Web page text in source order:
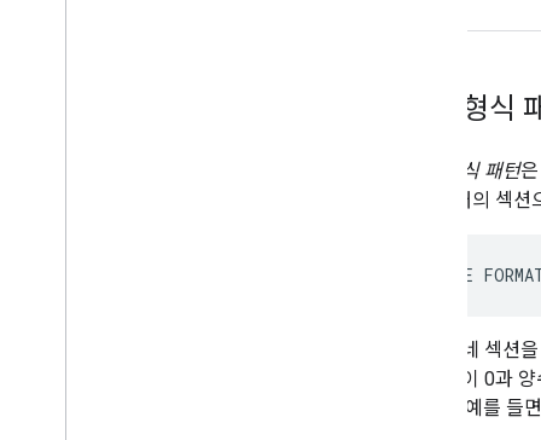
숫자 형식
숫자 형식 패턴
최대 4개의 섹
[POSITIVE
형식에 네 섹션
째 형식이 0과
됩니다. 예를 들